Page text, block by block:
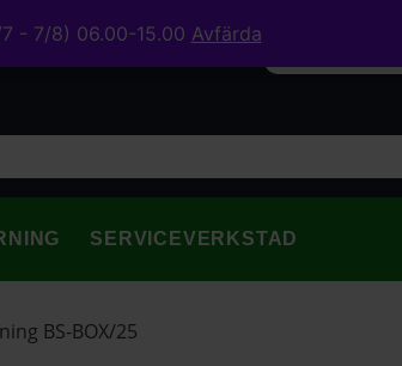
- 7/8) 06.00-15.00 Avfärda
SERVICEVERKSTAD
BS-BOX/25